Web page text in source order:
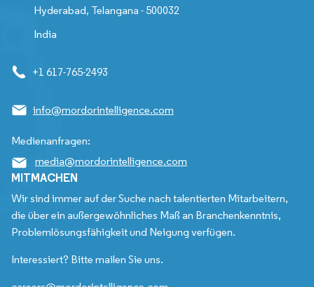
Hyderabad, Telangana - 500032
India
+1 617-765-2493
info@mordorintelligence.com
Medienanfragen:
media@mordorintelligence.com
MITMACHEN
Wir sind immer auf der Suche nach talentierten Mitarbeitern,
die über ein außergewöhnliches Maß an Branchenkenntnis,
Problemlösungsfähigkeit und Neigung verfügen.
Interessiert? Bitte mailen Sie uns.